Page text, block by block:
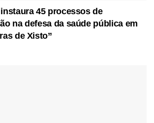
45 processos de
na defesa da saúde pública em
de Xisto”